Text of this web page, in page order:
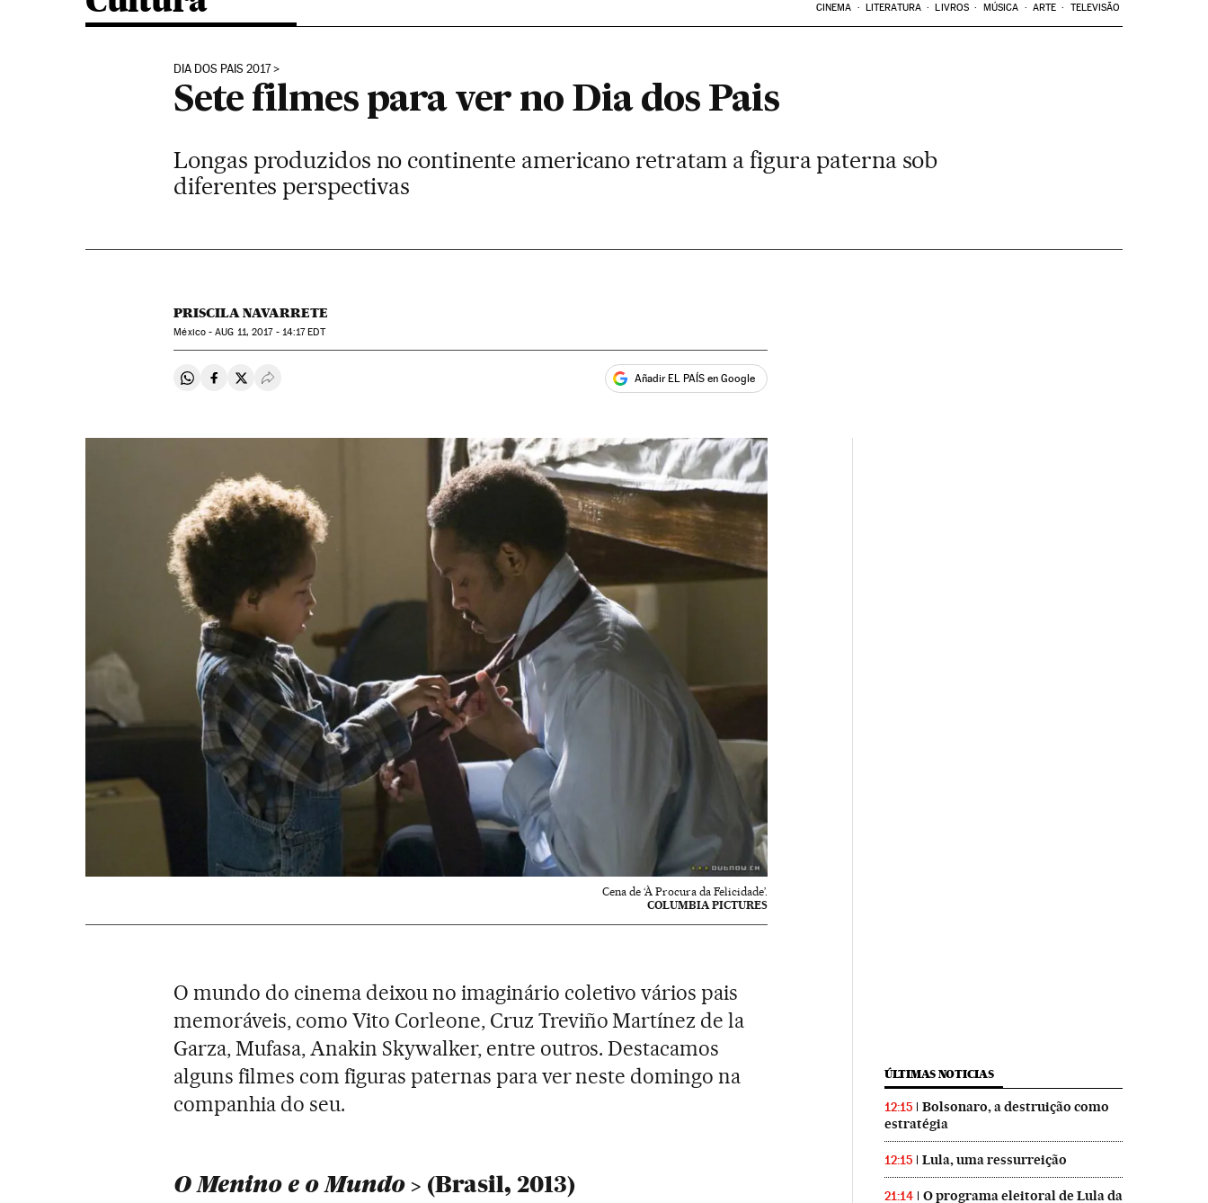
CINEMA LITERATURA LIVROS MÚSICA ARTE TELEVISÃO
DIA DOS PAIS 2017
Sete filmes para ver no Dia dos Pais
Longas produzidos no continente americano retratam a figura paterna sob
diferentes perspectivas
PRISCILA NAVARRETE
México -AUG 11, 2017 - 14:17EDT
Compartir en Whatsapp
Compartir en Facebook
Compartir en Twitter
Desplegar Redes Sociales Añadir EL PAÍS en Google
Cena de ‘À Procura da Felicidade’.
COLUMBIA PICTURES
O mundo do cinema deixou no imaginário coletivo vários pais
memoráveis, como Vito Corleone, Cruz Treviño Martínez de la
Garza, Mufasa, Anakin Skywalker, entre outros. Destacamos
alguns filmes com figuras paternas para ver neste domingo na
companhia do seu.
O Menino e o Mundo (Brasil, 2013)
ÚLTIMAS NOTICIAS
12:15
Bolsonaro, a destruição como
estratégia
12:15 Lula, uma ressurreição
21:14
O programa eleitoral de Lula da